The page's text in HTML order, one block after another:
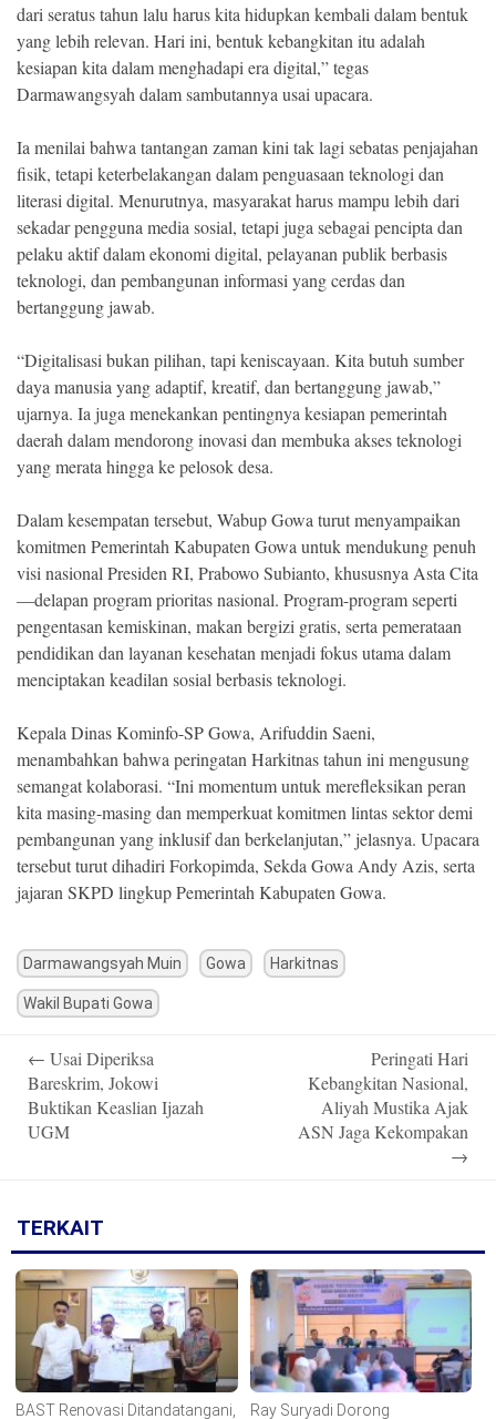
dari seratus tahun lalu harus kita hidupkan kembali dalam bentuk
yang lebih relevan. Hari ini, bentuk kebangkitan itu adalah
kesiapan kita dalam menghadapi era digital,” tegas
Darmawangsyah dalam sambutannya usai upacara.
Ia menilai bahwa tantangan zaman kini tak lagi sebatas penjajahan
fisik, tetapi keterbelakangan dalam penguasaan teknologi dan
literasi digital. Menurutnya, masyarakat harus mampu lebih dari
sekadar pengguna media sosial, tetapi juga sebagai pencipta dan
pelaku aktif dalam ekonomi digital, pelayanan publik berbasis
teknologi, dan pembangunan informasi yang cerdas dan
bertanggung jawab.
“Digitalisasi bukan pilihan, tapi keniscayaan. Kita butuh sumber
daya manusia yang adaptif, kreatif, dan bertanggung jawab,”
ujarnya. Ia juga menekankan pentingnya kesiapan pemerintah
daerah dalam mendorong inovasi dan membuka akses teknologi
yang merata hingga ke pelosok desa.
Dalam kesempatan tersebut, Wabup Gowa turut menyampaikan
komitmen Pemerintah Kabupaten Gowa untuk mendukung penuh
visi nasional Presiden RI, Prabowo Subianto, khususnya Asta Cita
—delapan program prioritas nasional. Program-program seperti
pengentasan kemiskinan, makan bergizi gratis, serta pemerataan
pendidikan dan layanan kesehatan menjadi fokus utama dalam
menciptakan keadilan sosial berbasis teknologi.
Kepala Dinas Kominfo-SP Gowa, Arifuddin Saeni,
menambahkan bahwa peringatan Harkitnas tahun ini mengusung
semangat kolaborasi. “Ini momentum untuk merefleksikan peran
kita masing-masing dan memperkuat komitmen lintas sektor demi
pembangunan yang inklusif dan berkelanjutan,” jelasnya. Upacara
tersebut turut dihadiri Forkopimda, Sekda Gowa Andy Azis, serta
jajaran SKPD lingkup Pemerintah Kabupaten Gowa.
Darmawangsyah Muin Gowa Harkitnas
Wakil Bupati Gowa
navigation
← Usai Diperiksa
Bareskrim, Jokowi
Buktikan Keaslian Ijazah
UGM
Peringati Hari
Kebangkitan Nasional,
Aliyah Mustika Ajak
ASN Jaga Kekompakan
→
TERKAIT
BAST Renovasi Ditandatangani, Ray Suryadi Dorong